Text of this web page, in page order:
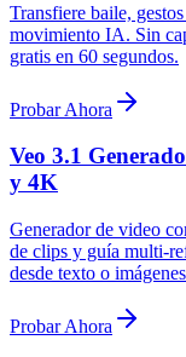
Transfiere baile,
movimiento IA. Sin
gratis en 60 segundos.
Probar Ahora
Veo 3.1
y 4K
Generador de video
de clips y guía multi-
desde texto o
Probar Ahora